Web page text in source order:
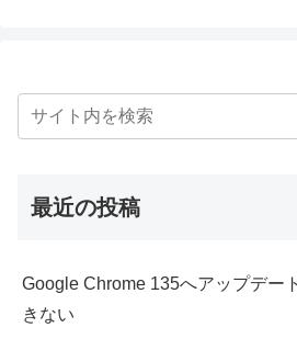
最近の投稿
Google Chrome 135へアップデー
きない